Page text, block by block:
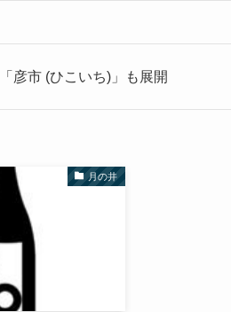
彦市 (ひこいち)」も展開
月の井